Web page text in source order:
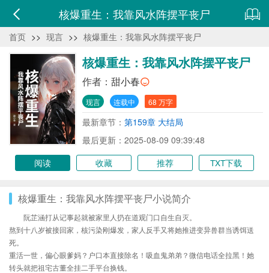
核爆重生：我靠风水阵摆平丧尸
首页 >> 现言 >> 核爆重生：我靠风水阵摆平丧尸
核爆重生：我靠风水阵摆平丧尸
作者： 甜小春
现言 连载中 68 万字
最新章节： 第159章 大结局
最后更新：2025-08-09 09:39:48
阅读
收藏 推荐 TXT下载
核爆重生：我靠风水阵摆平丧尸小说简介
阮芷涵打从记事起就被家里人扔在道观门口自生自灭。
熬到十八岁被接回家，核污染刚爆发，家人反手又将她推进变异兽群当诱饵送
死。
重活一世，偏心眼爹妈？户口本直接除名！吸血鬼弟弟？微信电话全拉黑！她
转头就把祖宅古董全挂二手平台换钱。